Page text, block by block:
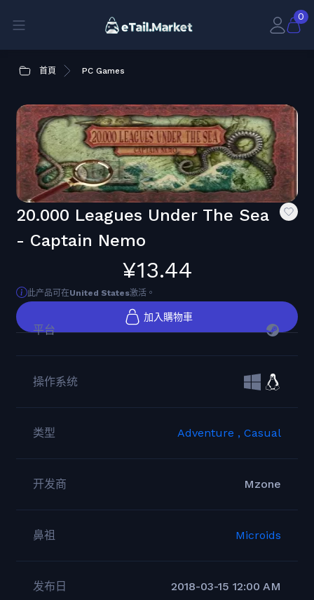
0
首頁 PC Games
20.000 Leagues Under The Sea
- Captain Nemo
¥13.44
此产品可在United States激活。
加入購物車
平台
操作系统
类型 Adventure , Casual
开发商 Mzone
鼻祖 Microids
发布日 2018-03-15 12:00 AM